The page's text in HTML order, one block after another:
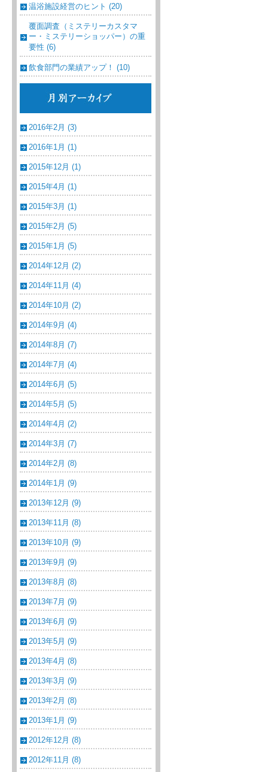
温浴施設経営のヒント (20)
覆面調査（ミステリーカスタマ
ー・ミステリーショッパー）の重
要性 (6)
飲食部門の業績アップ！ (10)
2016年2月 (3)
2016年1月 (1)
2015年12月 (1)
2015年4月 (1)
2015年3月 (1)
2015年2月 (5)
2015年1月 (5)
2014年12月 (2)
2014年11月 (4)
2014年10月 (2)
2014年9月 (4)
2014年8月 (7)
2014年7月 (4)
2014年6月 (5)
2014年5月 (5)
2014年4月 (2)
2014年3月 (7)
2014年2月 (8)
2014年1月 (9)
2013年12月 (9)
2013年11月 (8)
2013年10月 (9)
2013年9月 (9)
2013年8月 (8)
2013年7月 (9)
2013年6月 (9)
2013年5月 (9)
2013年4月 (8)
2013年3月 (9)
2013年2月 (8)
2013年1月 (9)
2012年12月 (8)
2012年11月 (8)